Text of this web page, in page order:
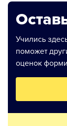
Учились
поможет
оценок